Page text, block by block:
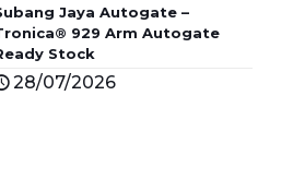
Jaya Autogate –
929 Arm Autogate
Stock
28/07/2026